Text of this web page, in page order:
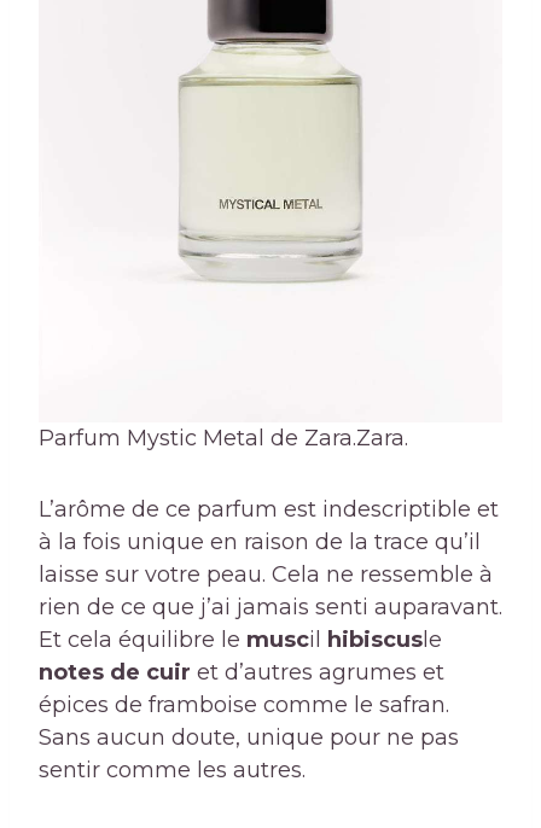
Parfum Mystic Metal de Zara.Zara.
L’arôme de ce parfum est indescriptible et
à la fois unique en raison de la trace qu’il
laisse sur votre peau. Cela ne ressemble à
rien de ce que j’ai jamais senti auparavant.
Et cela équilibre le muscil hibiscus le
notes de cuir et d’autres agrumes et
épices de framboise comme le safran.
Sans aucun doute, unique pour ne pas
sentir comme les autres.